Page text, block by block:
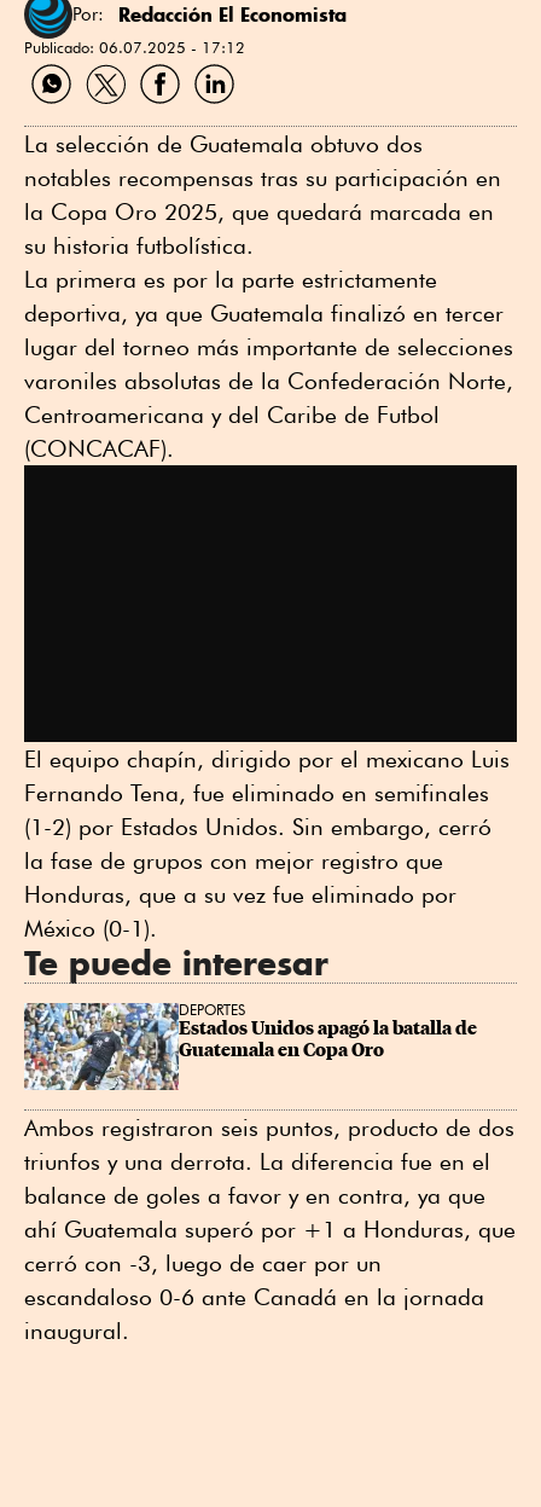
Por: Redacción El Economista
Publicado: 06.07.2025 - 17:12
Compartir
por
Compartir
por
Compartir
por
Compartir
por
La selección de Guatemala obtuvo dos
notables recompensas tras su participación en
la Copa Oro 2025, que quedará marcada en
su historia futbolística.
La primera es por la parte estrictamente
deportiva, ya que Guatemala finalizó en tercer
lugar del torneo más importante de selecciones
varoniles absolutas de la Confederación Norte,
Centroamericana y del Caribe de Futbol
(CONCACAF).
El equipo chapín, dirigido por el mexicano Luis
Fernando Tena, fue eliminado en semifinales
(1-2) por Estados Unidos. Sin embargo, cerró
la fase de grupos con mejor registro que
Honduras, que a su vez fue eliminado por
México (0-1).
Te puede interesar
DEPORTES
Estados Unidos apagó la batalla de
Guatemala en Copa Oro
Ambos registraron seis puntos, producto de dos
triunfos y una derrota. La diferencia fue en el
balance de goles a favor y en contra, ya que
ahí Guatemala superó por +1 a Honduras, que
cerró con -3, luego de caer por un
escandaloso 0-6 ante Canadá en la jornada
inaugural.